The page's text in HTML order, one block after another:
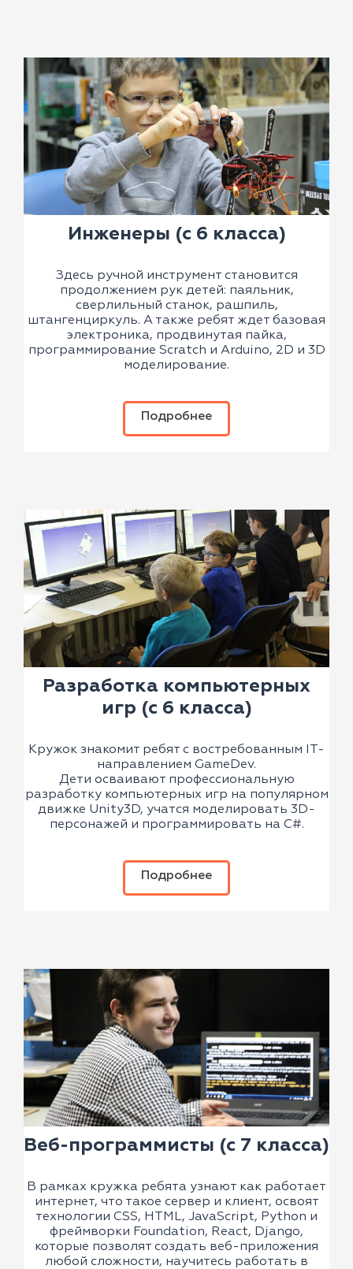
Инженеры (с 6 класса)
Здесь ручной инструмент становится
продолжением рук детей: паяльник,
сверлильный станок, рашпиль,
штангенциркуль. А также ребят ждет базовая
электроника, продвинутая пайка,
программирование Scratch и Arduino, 2D и 3D
моделирование.
Подробнее
Разработка компьютерных
игр (с 6 класса)
Кружок знакомит ребят с востребованным IT-
направлением GameDev.
Дети осваивают профессиональную
разработку компьютерных игр на популярном
движке Unity3D, учатся моделировать 3D-
персонажей и программировать на C#.
Подробнее
Веб-программисты (с 7 класса)
В рамках кружка ребята узнают как работает
интернет, что такое сервер и клиент, освоят
технологии CSS, HTML, JavaScript, Python и
фреймворки Foundation, React, Django,
которые позволят создать веб-приложения
любой сложности, научитесь работать в